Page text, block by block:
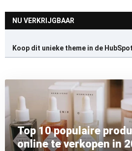
NU VERKRIJGBAAR
Koop dit unieke theme in de
Top 10 populaire
online te verkopen in